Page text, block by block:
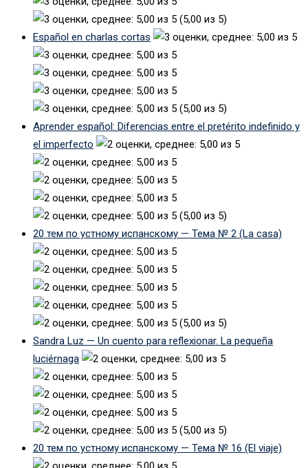
(5,00 из 5)
Español en charlas cortas
(5,00 из 5)
Aprender español: Diferencias entre el pretérito indefinido y
el imperfecto
(5,00 из 5)
20 тем по устному испанскому — Тема № 2 (La casa)
(5,00 из 5)
Sandra Luz — Un cuento para reflexionar. La pequeña
luciérnaga
(5,00 из 5)
20 тем по устному испанскому — Тема № 16 (El viaje)